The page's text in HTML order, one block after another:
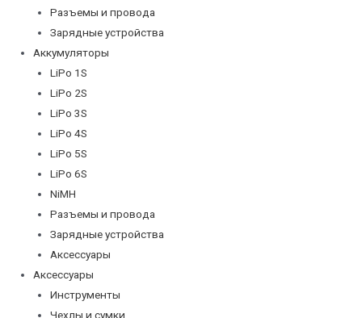
Разъемы и провода
Зарядные устройства
Аккумуляторы
LiPo 1S
LiPo 2S
LiPo 3S
LiPo 4S
LiPo 5S
LiPo 6S
NiMH
Разъемы и провода
Зарядные устройства
Аксессуары
Аксессуары
Инструменты
Чехлы и сумки